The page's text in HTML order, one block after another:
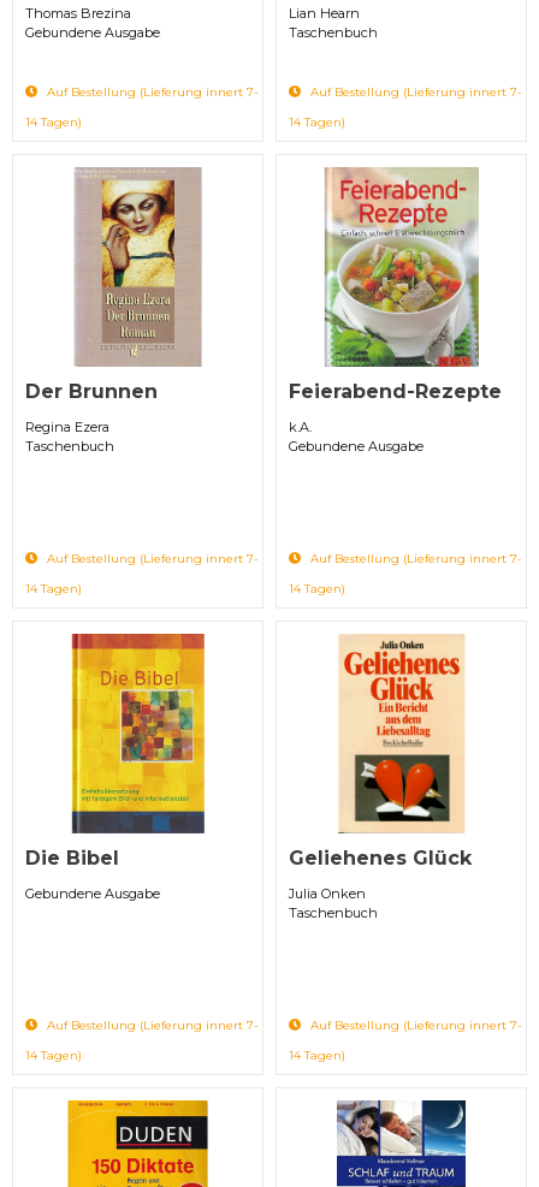
Thomas Brezina
Gebundene Ausgabe
Auf Bestellung (Lieferung innert 7-
14 Tagen)
Lian Hearn
Taschenbuch
Auf Bestellung (Lieferung innert 7-
14 Tagen)
Der Brunnen
Regina Ezera
Taschenbuch
Auf Bestellung (Lieferung innert 7-
14 Tagen)
Feierabend-Rezepte
k.A.
Gebundene Ausgabe
Auf Bestellung (Lieferung innert 7-
14 Tagen)
Die Bibel
Gebundene Ausgabe
Auf Bestellung (Lieferung innert 7-
14 Tagen)
Geliehenes Glück
Julia Onken
Taschenbuch
Auf Bestellung (Lieferung innert 7-
14 Tagen)